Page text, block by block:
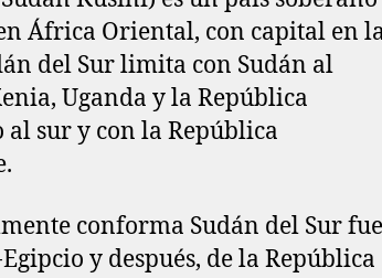
África Oriental, con capital en
del Sur limita con Sudán al
Uganda y la República
al sur y con la República
conforma Sudán del Sur fue
y después, de la República